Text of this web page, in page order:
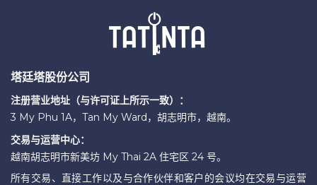
塔廷塔股份公司
注册营业地址（与许可证上所示一致）：
3 My Phu 1A，Tan My Ward，胡志明市，越南。
交易与运营中心：
越南胡志明市新美坊 My Thai 2A 住宅区 24 号。
所有交易、直接工作以及与合作伙伴和客户的会议均在交易与运营